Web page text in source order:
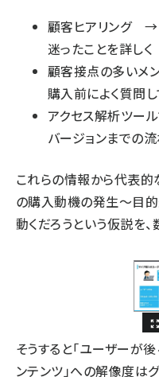
顧客ヒアリング →
迷ったことを詳しく
顧客接点の多い
購入前によく質問
アクセス解析ツ
バージョンまでの
これらの情報から代表的
の購入動機の発生～目
動くだろうという仮説を
そうすると「ユーザーが
ンテンツ」への解像度は